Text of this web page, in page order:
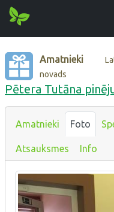
Amatnieki
novads
Pētera Tutāna
Amatnieki Foto
Atsauksmes Info